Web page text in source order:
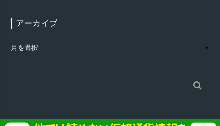
アーカイブ
ー
▼
索: